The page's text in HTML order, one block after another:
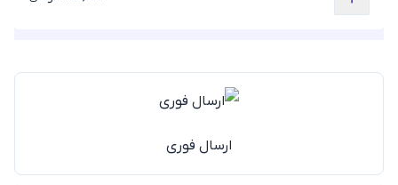
ارسال فوری